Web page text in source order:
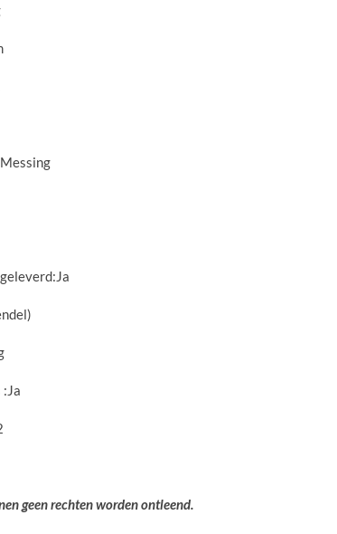
Messing
Ja
:Ja
geen rechten worden ontleend.